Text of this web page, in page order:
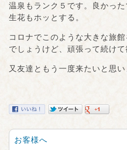
温泉もランク５です。良かっ
生花もホッとする。
コロナでこのような大きな旅
でしょうけど、頑張って続けて
又友達ともう一度来たいと思い
お客様へ